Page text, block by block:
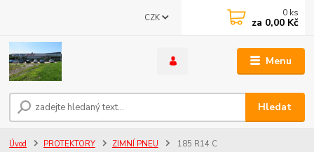
Menu
CZK
Hledat
0 ks
za 0,00 Kč
Úvod PROTEKTORY ZIMNÍ PNEU 185 R14 C